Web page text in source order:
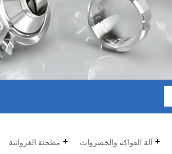
مطحنة الغروانية آلة الفواكه والخضروات